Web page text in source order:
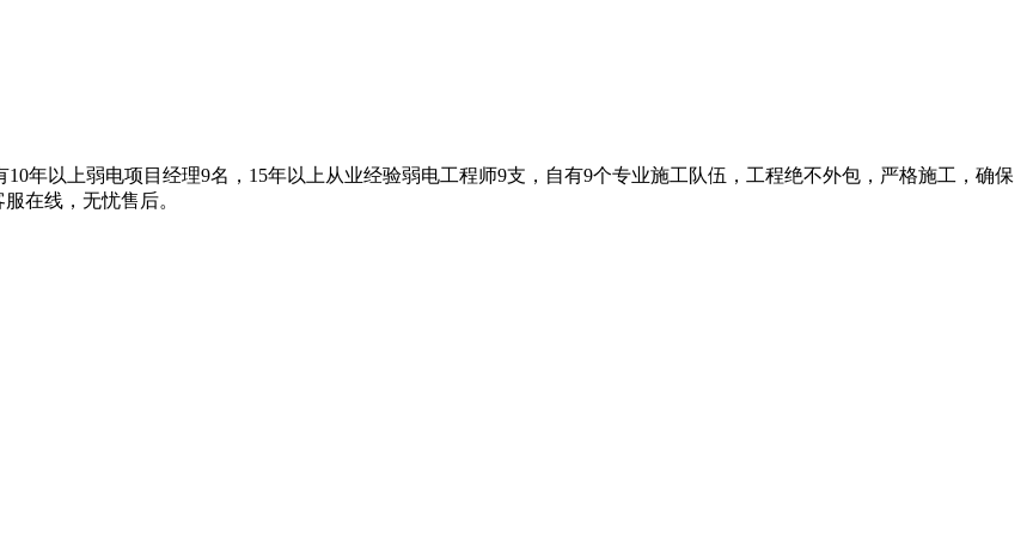
年以上弱电项目经理9名，15年以上从业经验弱电工程师9支，自有9个专业施工队伍，工程绝不外包，严格施工，确保
在线，无忧售后。